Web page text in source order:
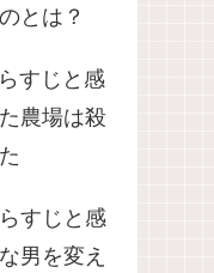
とは？
すじと感
農場は殺
すじと感
男を変え